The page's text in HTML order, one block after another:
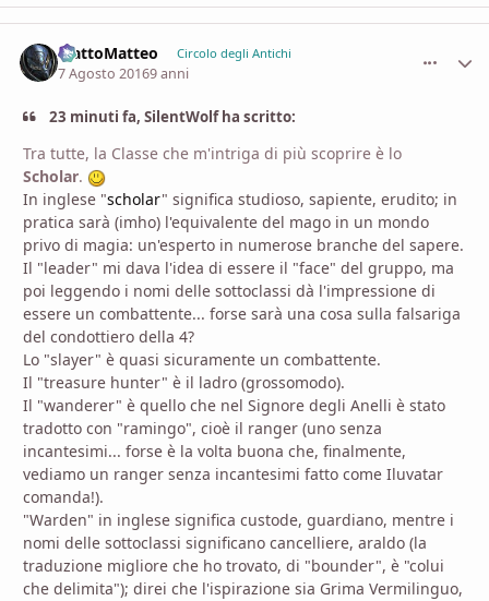
MattoMatteo Circolo degli Antichi
7 Agosto 20169 anni
23 minuti fa, SilentWolf ha scritto:
Tra tutte, la Classe che m'intriga di più scoprire è lo
Scholar.
In inglese "scholar" significa studioso, sapiente, erudito; in
pratica sarà (imho) l'equivalente del mago in un mondo
privo di magia: un'esperto in numerose branche del sapere.
Il "leader" mi dava l'idea di essere il "face" del gruppo, ma
poi leggendo i nomi delle sottoclassi dà l'impressione di
essere un combattente... forse sarà una cosa sulla falsariga
del condottiero della 4?
Lo "slayer" è quasi sicuramente un combattente.
Il "treasure hunter" è il ladro (grossomodo).
Il "wanderer" è quello che nel Signore degli Anelli è stato
tradotto con "ramingo", cioè il ranger (uno senza
incantesimi... forse è la volta buona che, finalmente,
vediamo un ranger senza incantesimi fatto come Iluvatar
comanda!).
"Warden" in inglese significa custode, guardiano, mentre i
nomi delle sottoclassi significano cancelliere, araldo (la
traduzione migliore che ho trovato, di "bounder", è "colui
che delimita"); direi che l'ispirazione sia Grima Vermilinguo,